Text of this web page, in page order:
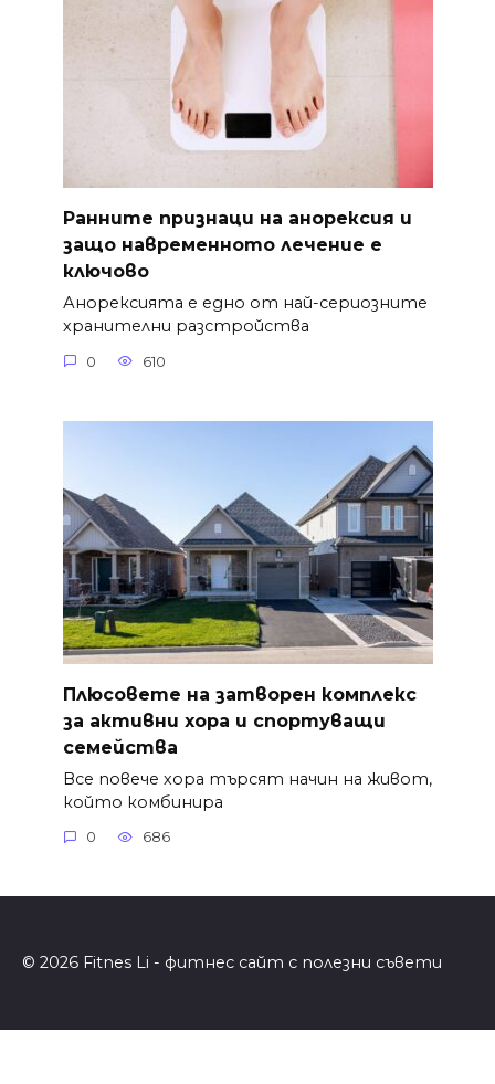
Ранните признаци на анорексия и
защо навременното лечение е
ключово
Анорексията е едно от най-сериозните
хранителни разстройства
0 610
Плюсовете на затворен комплекс
за активни хора и спортуващи
семейства
Все повече хора търсят начин на живот,
който комбинира
0 686
© 2026 Fitnes Li - фитнес сайт с полезни съвети